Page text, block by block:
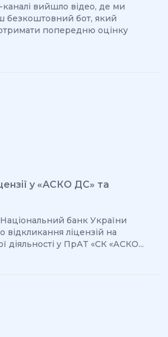
вийшло відео, де ми
безкоштовний бот, який
попередню оцінку
у «АСКО ДС» та
банк України
відкликання ліцензій на
діяльності у ПрАТ «СК «АСКО...